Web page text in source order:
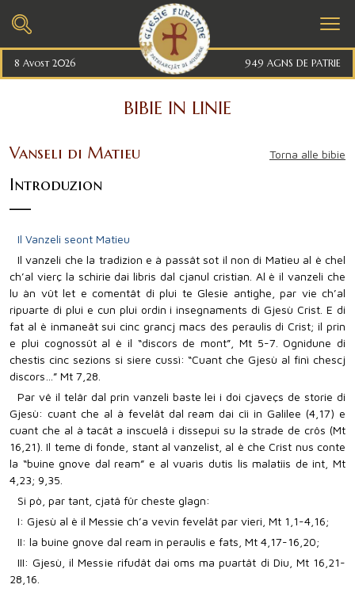
8 Avost 2026 949 AGNS DE PATRIE
BIBIE IN LINIE
Vanseli di Matieu
Introduzion
Torna alle bibie
Il Vanzeli seont Matieu
Il vanzeli che la tradizion e à passât sot il non di Matieu al è chel
ch’al vierç la schirie dai libris dal cjanul cristian. Al è il vanzeli che
lu àn vût let e comentât di plui te Glesie antighe, par vie ch’al
ripuarte di plui e cun plui ordin i insegnaments di Gjesù Crist. E di
fat al è inmaneât sui cinc grancj macs des peraulis di Crist; il prin
e plui cognossût al è il “discors de mont”, Mt 5-7. Ognidune di
chestis cinc sezions si siere cussì: “Cuant che Gjesù al finì chescj
discors…” Mt 7,28.
Par vê il telâr dal prin vanzeli baste lei i doi cjaveçs de storie di
Gjesù: cuant che al à fevelât dal ream dai cîi in Galilee (4,17) e
cuant che al à tacât a inscuelâ i dissepui su la strade de crôs (Mt
16,21). Il teme di fonde, stant al vanzelist, al è che Crist nus conte
la “buine gnove dal ream” e al vuarìs dutis lis malatiis de int, Mt
4,23; 9,35.
Si pò, par tant, cjatâ fûr cheste glagn:
I: Gjesù al è il Messie ch’a vevin fevelât par vieri, Mt 1,1-4,16;
II: la buine gnove dal ream in peraulis e fats, Mt 4,17-16,20;
III: Gjesù, il Messie rifudât dai oms ma puartât di Diu, Mt 16,21-
28,16.